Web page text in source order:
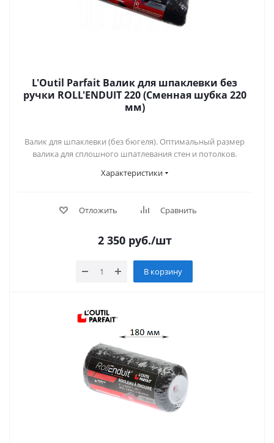
L'Outil Parfait Валик для шпаклевки без
ручки ROLL'ENDUIT 220 (Сменная шубка 220
мм)
Валик для шпаклевки (без бюгеля). Оптимальный размер
валика для сплошного шпатлевания стен и потолков.
Характеристики
Отложить Сравнить
2 350 руб./шт
В корзину